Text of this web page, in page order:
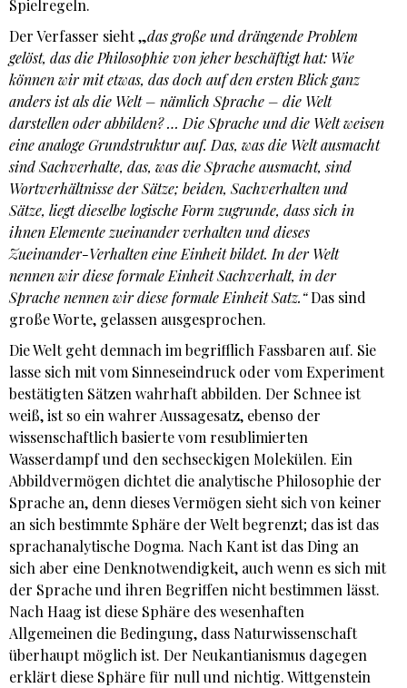
Spielregeln.
Der Verfasser sieht „das große und drängende Problem
gelöst, das die Philosophie von jeher beschäftigt hat: Wie
können wir mit etwas, das doch auf den ersten Blick ganz
anders ist als die Welt – nämlich Sprache – die Welt
darstellen oder abbilden? … Die Sprache und die Welt weisen
eine analoge Grundstruktur auf. Das, was die Welt ausmacht
sind Sachverhalte, das, was die Sprache ausmacht, sind
Wortverhältnisse der Sätze; beiden, Sachverhalten und
Sätze, liegt dieselbe logische Form zugrunde, dass sich in
ihnen Elemente zueinander verhalten und dieses
Zueinander-Verhalten eine Einheit bildet. In der Welt
nennen wir diese formale Einheit Sachverhalt, in der
Sprache nennen wir diese formale Einheit Satz.“Das sind
große Worte, gelassen ausgesprochen.
Die Welt geht demnach im begrifflich Fassbaren auf. Sie
lasse sich mit vom Sinneseindruck oder vom Experiment
bestätigten Sätzen wahrhaft abbilden. Der Schnee ist
weiß, ist so ein wahrer Aussagesatz, ebenso der
wissenschaftlich basierte vom resublimierten
Wasserdampf und den sechseckigen Molekülen. Ein
Abbildvermögen dichtet die analytische Philosophie der
Sprache an, denn dieses Vermögen sieht sich von keiner
an sich bestimmte Sphäre der Welt begrenzt; das ist das
sprachanalytische Dogma. Nach Kant ist das Ding an
sich aber eine Denknotwendigkeit, auch wenn es sich mit
der Sprache und ihren Begriffen nicht bestimmen lässt.
Nach Haag ist diese Sphäre des wesenhaften
Allgemeinen die Bedingung, dass Naturwissenschaft
überhaupt möglich ist. Der Neukantianismus dagegen
erklärt diese Sphäre für null und nichtig. Wittgenstein